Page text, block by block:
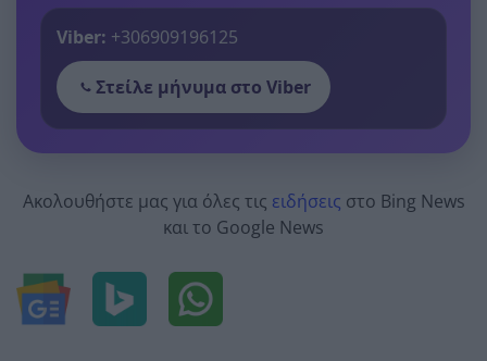
Viber: +306909196125
Στείλε μήνυμα στο Viber
Ακολουθήστε μας για όλες τις ειδήσεις στο Bing News
και το Google News